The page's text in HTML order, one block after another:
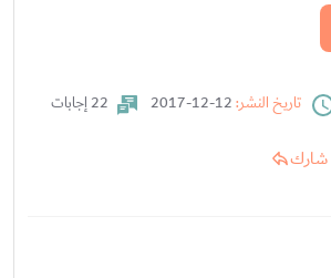
تاريخ النشر: 22 إجابات
شارك